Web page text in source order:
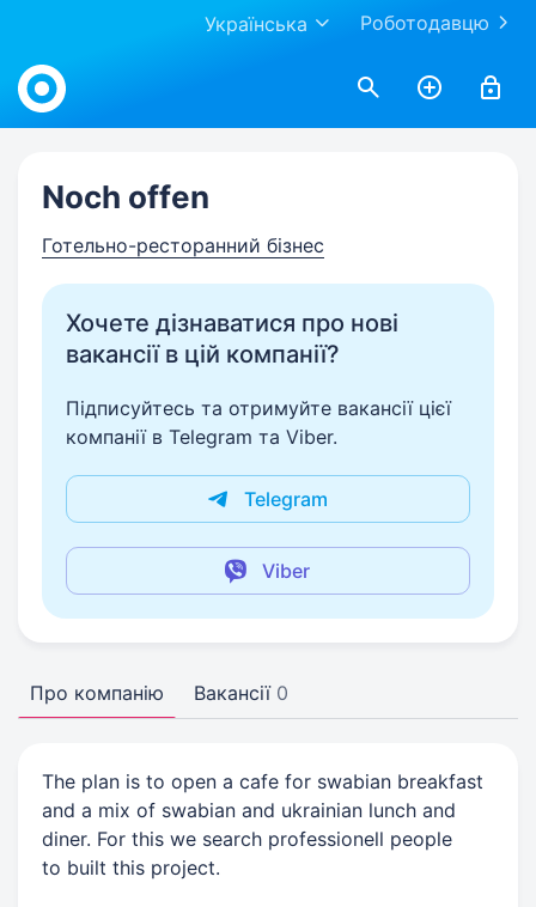
Роботодавцю
Українська
Work.ua
Noch offen
Готельно-ресторанний бізнес
Хочете дізнаватися про нові
вакансії в цій компанії?
Підписуйтесь та отримуйте вакансії цієї
компанії в Telegram та Viber.
Telegram
Viber
Про компанію Вакансії 0
The plan is to open a cafe for swabian breakfast
and a mix of swabian and ukrainian lunch and
diner. For this we search professionell people
to built this project.